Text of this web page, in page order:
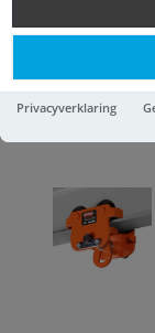
Privacyverklaring
Loopkatten